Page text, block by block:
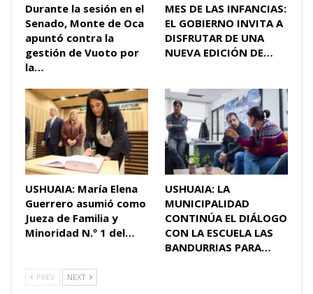
Durante la sesión en el
Senado, Monte de Oca
apuntó contra la
gestión de Vuoto por
la…
MES DE LAS INFANCIAS:
EL GOBIERNO INVITA A
DISFRUTAR DE UNA
NUEVA EDICIÓN DE…
USHUAIA: María Elena
Guerrero asumió como
Jueza de Familia y
Minoridad N.º 1 del…
USHUAIA: LA
MUNICIPALIDAD
CONTINÚA EL DIÁLOGO
CON LA ESCUELA LAS
BANDURRIAS PARA…
PREV NEXT